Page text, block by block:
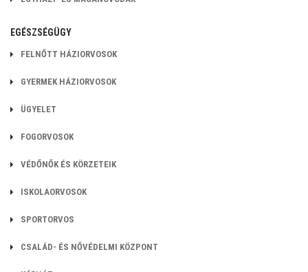
EGÉSZSÉGÜGY
FELNŐTT HÁZIORVOSOK
GYERMEK HÁZIORVOSOK
ÜGYELET
FOGORVOSOK
VÉDŐNŐK ÉS KÖRZETEIK
ISKOLAORVOSOK
SPORTORVOS
CSALÁD- ÉS NŐVÉDELMI KÖZPONT